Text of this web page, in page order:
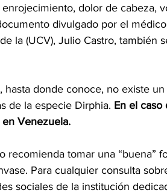
dolor de cabeza,
divulgado por el
la (UCV), Julio Castro, también
hasta donde conoce, no existe
de la especie Dirphia. En el
Venezuela.
recomienda tomar una “buena”
Para cualquier consulta
sociales de la institución